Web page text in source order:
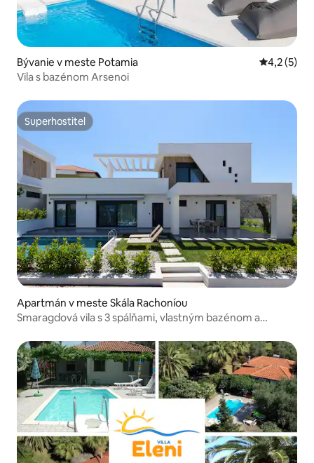
Bývanie v meste Potamia Priemerné
4,2 (5)
Vila s bazénom Arsenoi
Superhostiteľ
Superhostiteľ
Apartmán v meste Skála Rachoníou
Smaragdová vila s 3 spálňami, vlastným bazénom a